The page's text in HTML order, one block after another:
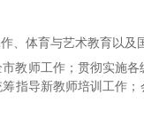
、体育与艺术教育以及
教师工作；贯彻实施
指导新教师培训工作